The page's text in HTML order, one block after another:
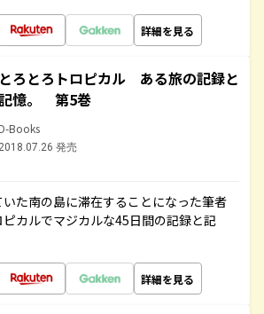
詳細を見る
とろとろトロピカル ある旅の記録と
憶。 第5巻
Books
2018.07.26 発売
た南の島に滞在することになった筆者
カルでマジカルな45日間の記録と記
詳細を見る